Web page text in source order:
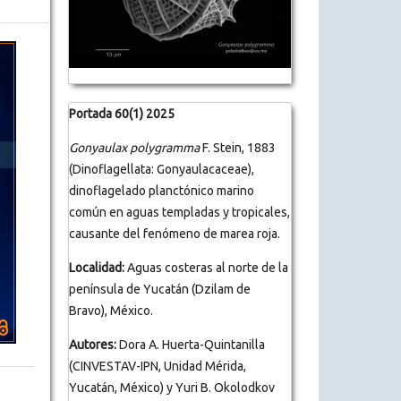
Portada 60(1) 2025
Gonyaulax polygrammaF. Stein, 1883
(Dinoflagellata: Gonyaulacaceae),
dinoflagelado planctónico marino
común en aguas templadas y tropicales,
causante del fenómeno de marea roja.
Localidad:Aguas costeras al norte de la
península de Yucatán (Dzilam de
Bravo), México.
Autores:Dora A. Huerta-Quintanilla
(CINVESTAV-IPN, Unidad Mérida,
Yucatán, México) y Yuri B. Okolodkov